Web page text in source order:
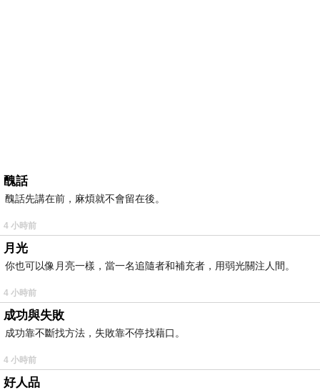
醜話
醜話先講在前，麻煩就不會留在後。
4 小時前
月光
你也可以像月亮一樣，當一名追隨者和補充者，用弱光關注人間。
4 小時前
成功與失敗
成功靠不斷找方法，失敗靠不停找藉口。
4 小時前
好人品